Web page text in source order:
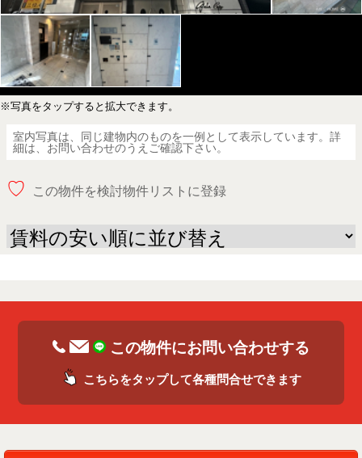
※写真をタップすると拡大できます。
室内写真は、同じ建物内のものを一例として表示しています。詳
細は、お問い合わせのうえご確認下さい。
♡ この物件を検討物件リストに登録
この物件にお問い合わせする
こちらをタップして各種問合せできます